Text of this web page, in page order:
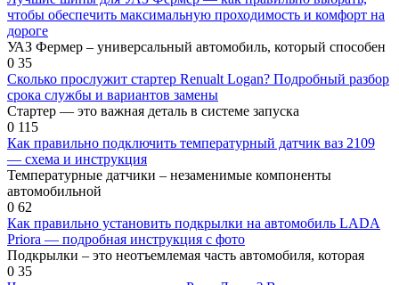
чтобы обеспечить максимальную проходимость и комфорт на
дороге
УАЗ Фермер – универсальный автомобиль, который способен
0 35
Сколько прослужит стартер Renualt Logan? Подробный разбор
срока службы и вариантов замены
Стартер — это важная деталь в системе запуска
0 115
Как правильно подключить температурный датчик ваз 2109
— схема и инструкция
Температурные датчики – незаменимые компоненты
автомобильной
0 62
Как правильно установить подкрылки на автомобиль LADA
Priora — подробная инструкция с фото
Подкрылки – это неотъемлемая часть автомобиля, которая
0 35